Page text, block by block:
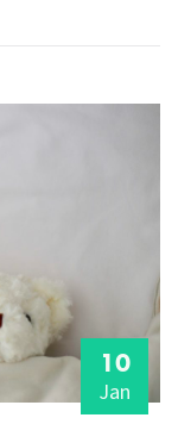
10
Jan